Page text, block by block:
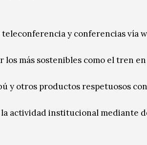
y conferencias vía
los más sostenibles como el tren
y otros productos respetuosos
actividad institucional mediante